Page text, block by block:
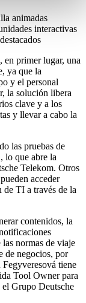
animadas
interactivas
primer lugar, una
ya que la
y el personal
la solución libera
clave y a los
y llevar a cabo la
las pruebas de
lo que abre la
Telekom. Otros
acceder
TI a través de la
contenidos, la
las normas de viaje
de negocios, por
tiene
Tool Owner para
el Grupo Deutsche